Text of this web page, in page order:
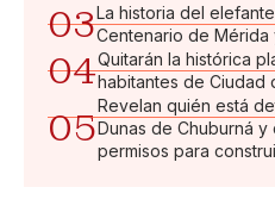
03La historia del
Centenario de
04Quitarán la histórica
habitantes de Ciudad
05
Revelan quién está
Dunas de Chuburná
permisos para